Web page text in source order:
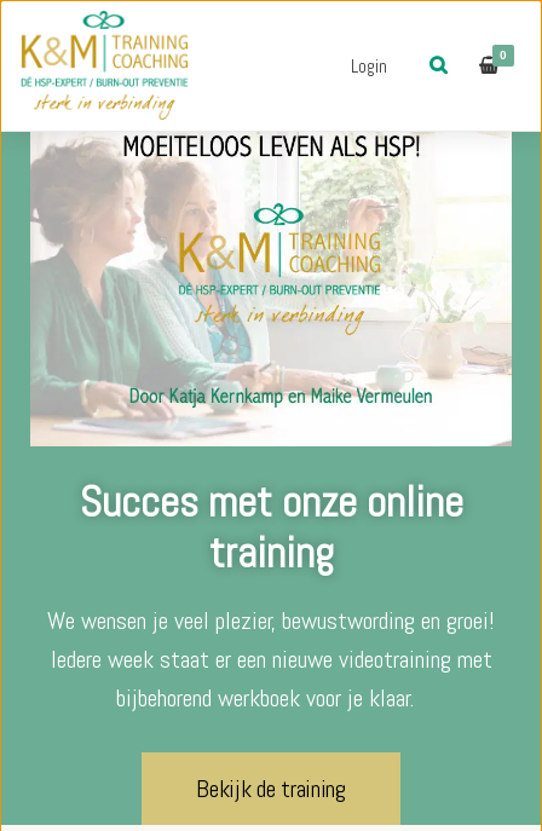
Login 0
Succes met onze online
training
We wensen je veel plezier, bewustwording en groei!
Iedere week staat er een nieuwe videotraining met
bijbehorend werkboek voor je klaar.
Bekijk de training